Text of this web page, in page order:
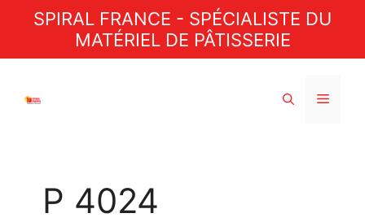
SPIRAL FRANCE - SPÉCIALISTE DU
MATÉRIEL DE PÂTISSERIE
Menu
P 4024